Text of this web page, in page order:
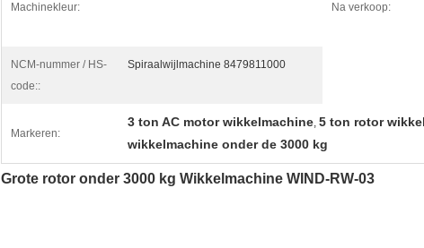
Machinekleur:
Na verkoop:
NCM-nummer / HS-
code::
Spiraalwijlmachine 8479811000
Markeren:
3 ton AC motor wikkelmachine, 5 ton rotor
wikkelmachine onder de 3000 kg
Grote rotor onder 3000 kg Wikkelmachine WIND-RW-03